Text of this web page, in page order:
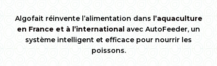
Algofait réinvente l’alimentation dans l’aquaculture
en France et à l’international avec AutoFeeder, un
système intelligent et efficace pour nourrir les
poissons.